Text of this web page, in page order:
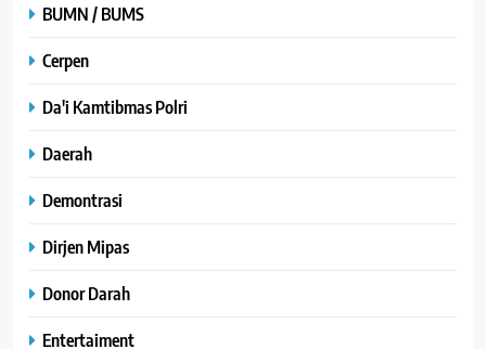
BUMN / BUMS
Cerpen
Da'i Kamtibmas Polri
Daerah
Demontrasi
Dirjen Mipas
Donor Darah
Entertaiment